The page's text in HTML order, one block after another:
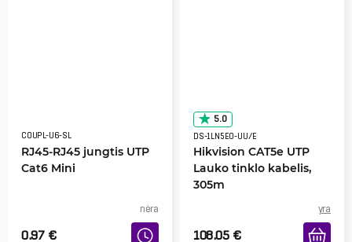
COUPL-U6-SL
RJ45-RJ45 jungtis UTP
Cat6 Mini
nėra
0.97 €
5.0
DS-1LN5EO-UU/E
Hikvision CAT5e UTP
Lauko tinklo kabelis,
305m
yra
108.05 €